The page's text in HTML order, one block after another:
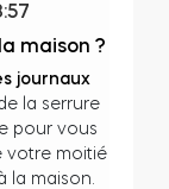
maison ?
journaux
la serrure
pour vous
votre moitié
la maison.